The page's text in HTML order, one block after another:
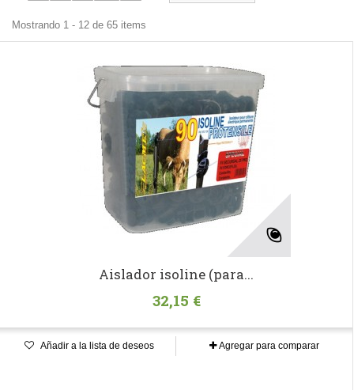
Mostrando 1 - 12 de 65 items
Aislador isoline (para...
32,15 €
Añadir a la lista de deseos Agregar para comparar